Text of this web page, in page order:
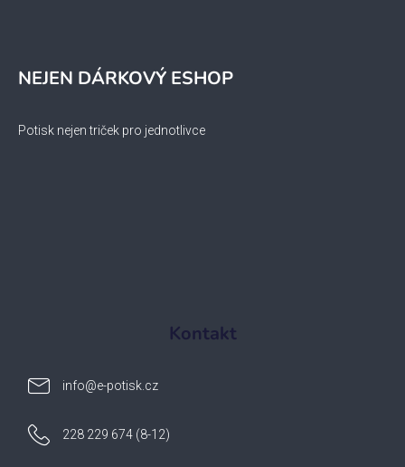
NEJEN DÁRKOVÝ ESHOP
Potisk nejen triček pro jednotlivce
Kontakt
info@e-potisk.cz
228 229 674 (8-12)